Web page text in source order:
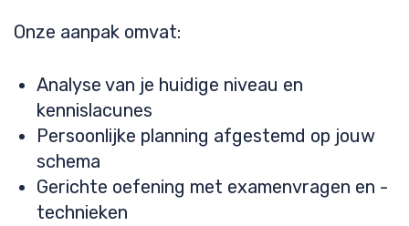
Onze aanpak omvat:
Analyse van je huidige niveau en
kennislacunes
Persoonlijke planning afgestemd op jouw
schema
Gerichte oefening met examenvragen en -
technieken